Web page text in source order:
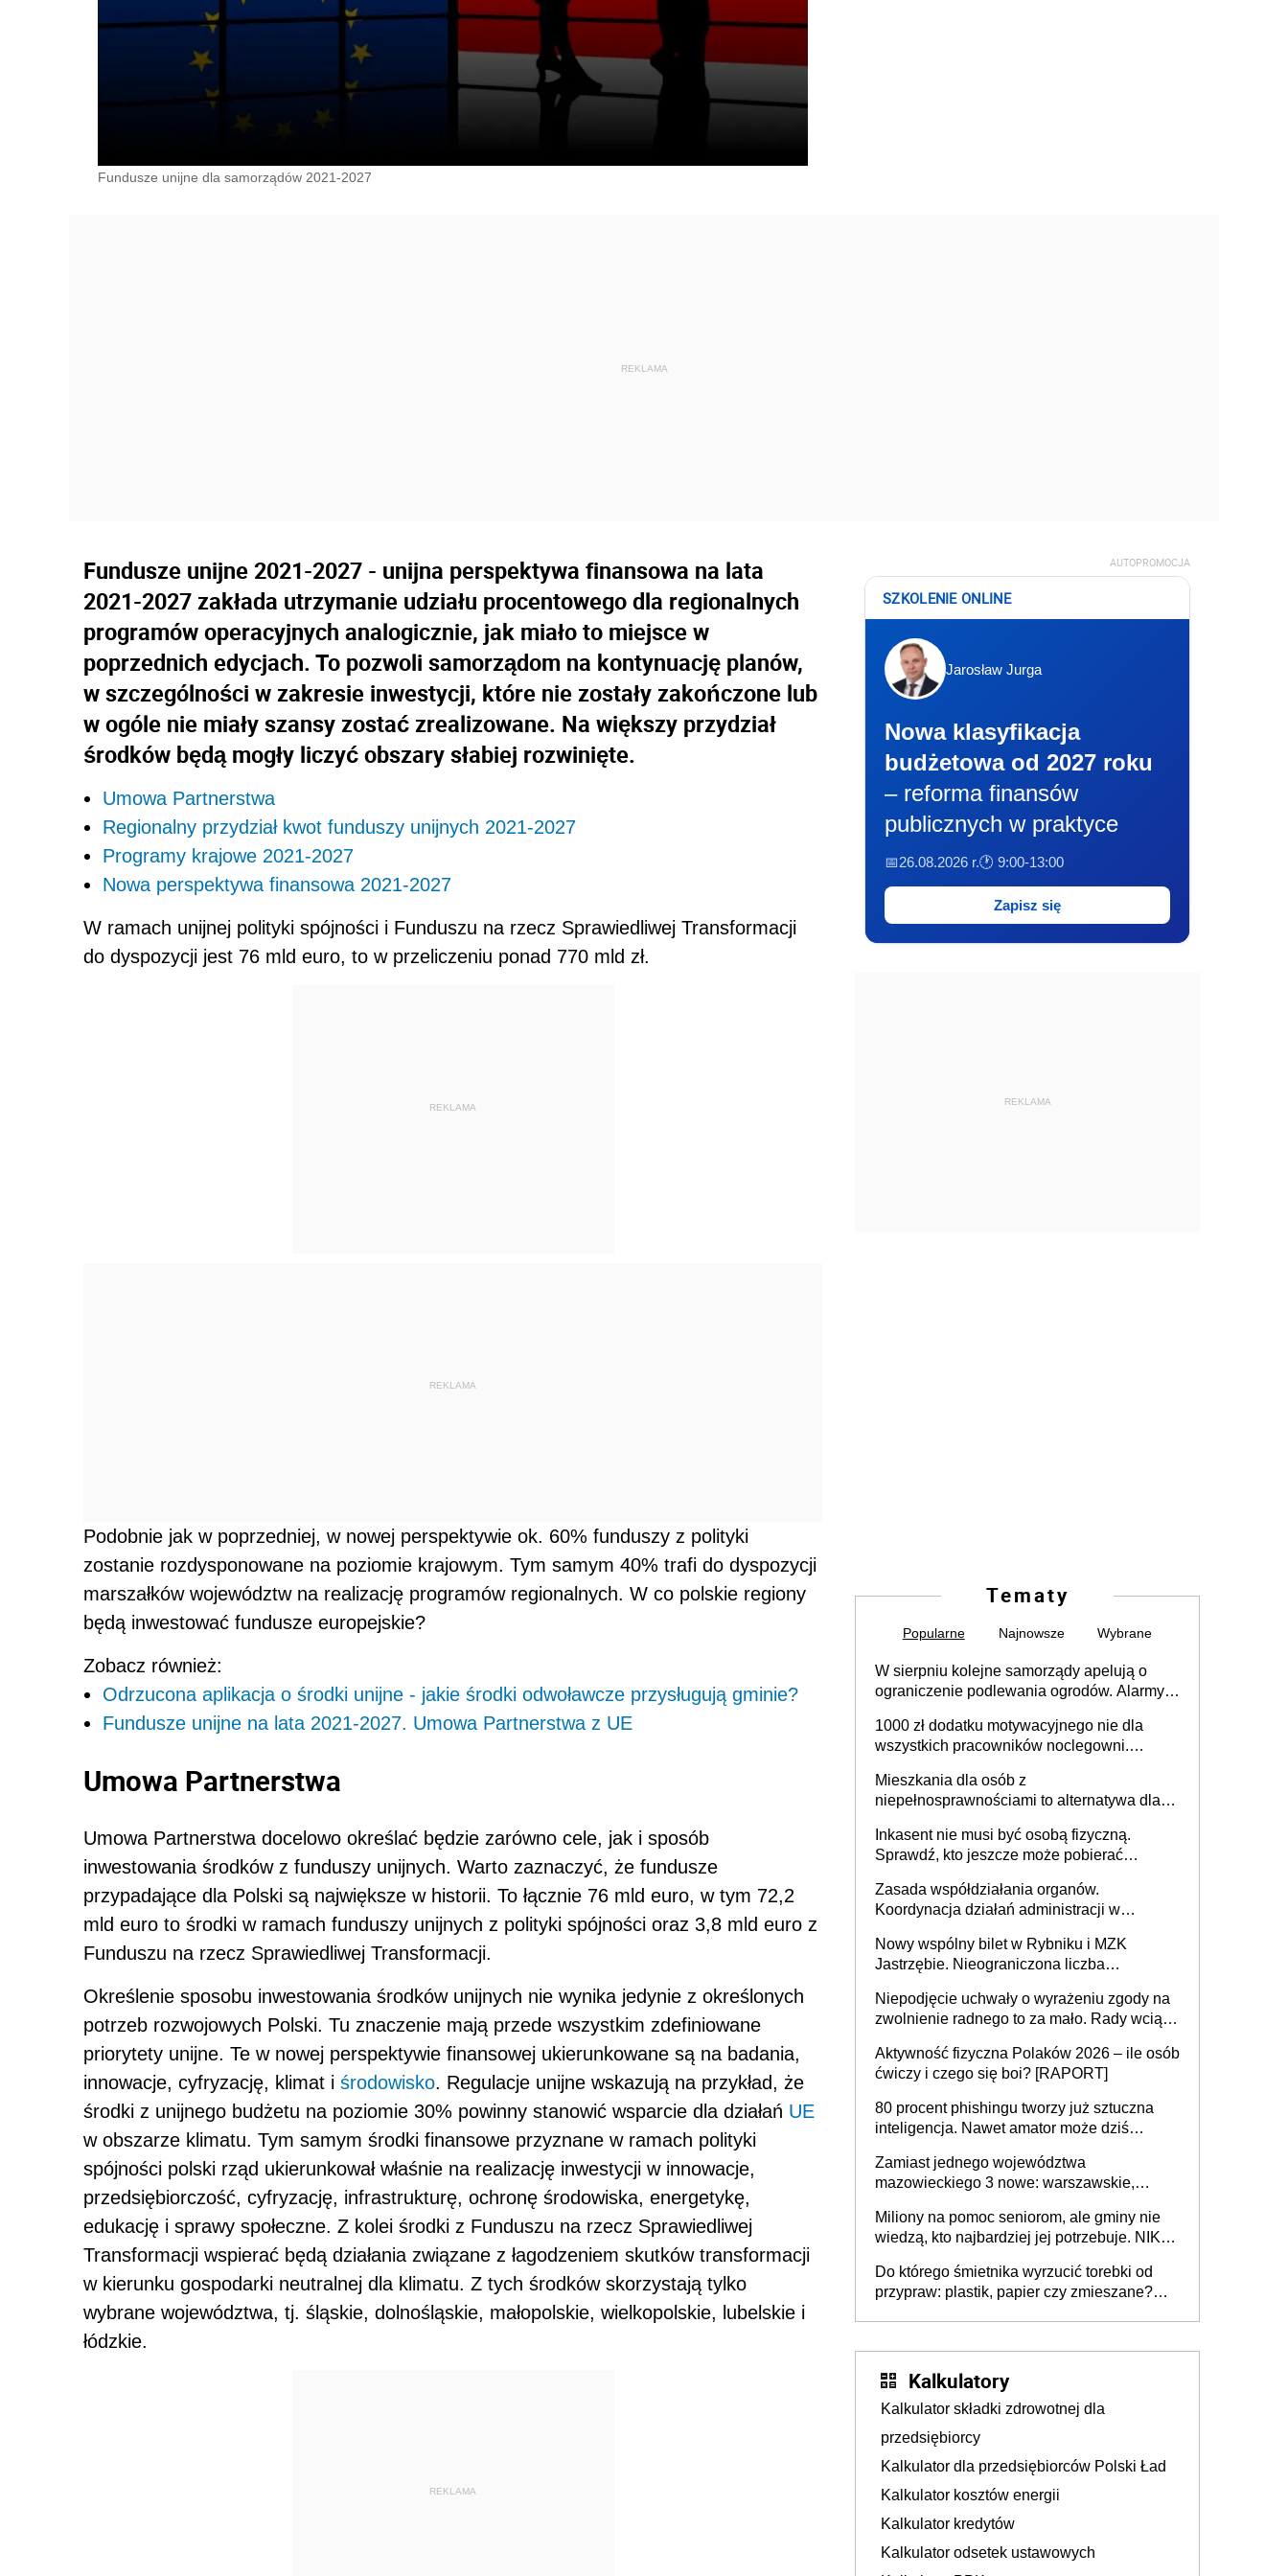
Fundusze unijne dla samorządów 2021-2027
Fundusze unijne 2021-2027 - unijna perspektywa finansowa na lata
2021-2027 zakłada utrzymanie udziału procentowego dla regionalnych
programów operacyjnych analogicznie, jak miało to miejsce w
poprzednich edycjach. To pozwoli samorządom na kontynuację planów,
w szczególności w zakresie inwestycji, które nie zostały zakończone lub
w ogóle nie miały szansy zostać zrealizowane. Na większy przydział
środków będą mogły liczyć obszary słabiej rozwinięte.
Umowa Partnerstwa
Regionalny przydział kwot funduszy unijnych 2021-2027
Programy krajowe 2021-2027
Nowa perspektywa finansowa 2021-2027
W ramach unijnej polityki spójności i Funduszu na rzecz Sprawiedliwej Transformacji
do dyspozycji jest 76 mld euro, to w przeliczeniu ponad 770 mld zł.
REKLAMA
REKLAMA
Podobnie jak w poprzedniej, w nowej perspektywie ok. 60% funduszy z polityki
zostanie rozdysponowane na poziomie krajowym. Tym samym 40% trafi do dyspozycji
marszałków województw na realizację programów regionalnych. W co polskie regiony
będą inwestować fundusze europejskie?
Zobacz również:
Odrzucona aplikacja o środki unijne - jakie środki odwoławcze przysługują gminie?
Fundusze unijne na lata 2021-2027. Umowa Partnerstwa z UE
Umowa Partnerstwa
Umowa Partnerstwa docelowo określać będzie zarówno cele, jak i sposób
inwestowania środków z funduszy unijnych. Warto zaznaczyć, że fundusze
przypadające dla Polski są największe w historii. To łącznie 76 mld euro, w tym 72,2
mld euro to środki w ramach funduszy unijnych z polityki spójności oraz 3,8 mld euro z
Funduszu na rzecz Sprawiedliwej Transformacji.
Określenie sposobu inwestowania środków unijnych nie wynika jedynie z określonych
potrzeb rozwojowych Polski. Tu znaczenie mają przede wszystkim zdefiniowane
priorytety unijne. Te w nowej perspektywie finansowej ukierunkowane są na badania,
innowacje, cyfryzację, klimat i środowisko. Regulacje unijne wskazują na przykład, że
środki z unijnego budżetu na poziomie 30% powinny stanowić wsparcie dla działań UE
w obszarze klimatu. Tym samym środki finansowe przyznane w ramach polityki
spójności polski rząd ukierunkował właśnie na realizację inwestycji w innowacje,
przedsiębiorczość, cyfryzację, infrastrukturę, ochronę środowiska, energetykę,
edukację i sprawy społeczne. Z kolei środki z Funduszu na rzecz Sprawiedliwej
Transformacji wspierać będą działania związane z łagodzeniem skutków transformacji
w kierunku gospodarki neutralnej dla klimatu. Z tych środków skorzystają tylko
wybrane województwa, tj. śląskie, dolnośląskie, małopolskie, wielkopolskie, lubelskie i
łódzkie.
REKLAMA
AUTOPROMOCJA
SZKOLENIE ONLINE
Jarosław Jurga
Nowa klasyfikacja
budżetowa od 2027 roku
– reforma finansów
publicznych w praktyce
📅26.08.2026 r.🕐 9:00-13:00
Zapisz się
REKLAMA
Tematy
Popularne Najnowsze Wybrane
W sierpniu kolejne samorządy apelują o
ograniczenie podlewania ogrodów. Alarmy w
może objąć cały kraj
1000 zł dodatku motywacyjnego nie dla
wszystkich pracowników noclegowni.
Mieszkania dla osób z
niepełnosprawnościami to alternatywa dla
samodzielnie lub z rodziną
Inkasent nie musi być osobą fizyczną.
Sprawdź, kto jeszcze może pobierać
Zasada współdziałania organów.
Koordynacja działań administracji w
Nowy wspólny bilet w Rybniku i MZK
Jastrzębie. Nieograniczona liczba
Niepodjęcie uchwały o wyrażeniu zgody na
zwolnienie radnego to za mało. Rady wciąż
rozstrzygać sprawy
Aktywność fizyczna Polaków 2026 – ile osób
ćwiczy i czego się boi? [RAPORT]
80 procent phishingu tworzy już sztuczna
inteligencja. Nawet amator może dziś
Zamiast jednego województwa
mazowieckiego 3 nowe: warszawskie,
Europie nie ma tak dużych jednostek
stołecznych
Miliony na pomoc seniorom, ale gminy nie
wiedzą, kto najbardziej jej potrzebuje. NIK
Do którego śmietnika wyrzucić torebki od
przypraw: plastik, papier czy zmieszane?
Kalkulatory
Kalkulator składki zdrowotnej dla
przedsiębiorcy
Kalkulator dla przedsiębiorców Polski Ład
Kalkulator kosztów energii
Kalkulator kredytów
Kalkulator odsetek ustawowych